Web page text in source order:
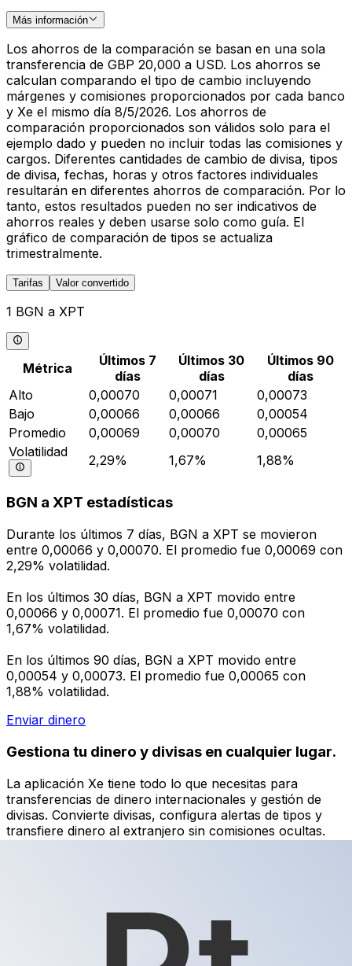
Más información
Los ahorros de la comparación se basan en una sola
transferencia de GBP 20,000 a USD. Los ahorros se
calculan comparando el tipo de cambio incluyendo
márgenes y comisiones proporcionados por cada banco
y Xe el mismo día 8/5/2026. Los ahorros de
comparación proporcionados son válidos solo para el
ejemplo dado y pueden no incluir todas las comisiones y
cargos. Diferentes cantidades de cambio de divisa, tipos
de divisa, fechas, horas y otros factores individuales
resultarán en diferentes ahorros de comparación. Por lo
tanto, estos resultados pueden no ser indicativos de
ahorros reales y deben usarse solo como guía. El
gráfico de comparación de tipos se actualiza
trimestralmente.
Tarifas Valor convertido
1 BGN a XPT
Métrica
Últimos 7
días
Últimos 30
días
Últimos 90
días
Alto
0,00070 0,00071
0,00073
Bajo
0,00066 0,00066
0,00054
Promedio
0,00069 0,00070
0,00065
Volatilidad
2,29% 1,67% 1,88%
BGN a XPT estadísticas
Durante los últimos 7 días, BGN a XPT se movieron
entre 0,00066 y 0,00070. El promedio fue 0,00069 con
2,29% volatilidad.
En los últimos 30 días, BGN a XPT movido entre
0,00066 y 0,00071. El promedio fue 0,00070 con
1,67% volatilidad.
En los últimos 90 días, BGN a XPT movido entre
0,00054 y 0,00073. El promedio fue 0,00065 con
1,88% volatilidad.
Enviar dinero
Gestiona tu dinero y divisas en cualquier lugar.
La aplicación Xe tiene todo lo que necesitas para
transferencias de dinero internacionales y gestión de
divisas. Convierte divisas, configura alertas de tipos y
transfiere dinero al extranjero sin comisiones ocultas.